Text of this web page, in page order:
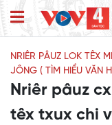
NRIÊR PÂUZ LOK TÊX
JÔNG ( TÌM HIỂU VĂN
Nriêr pâuz
têx txux chi